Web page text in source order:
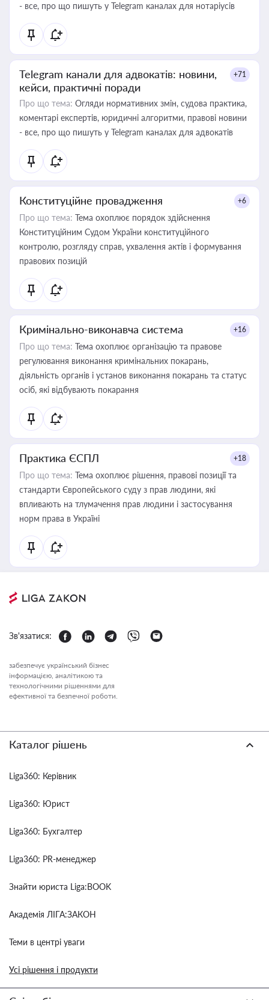
- все, про що пишуть у Telegram каналах для нотаріусів
Telegram канали для адвокатів: новини,
кейси, практичні поради
+71
Про що тема: Огляди нормативних змін, судова практика,
коментарі експертів, юридичні алгоритми, правові новини
- все, про що пишуть у Telegram каналах для адвокатів
Конституційне провадження +6
Про що тема: Тема охоплює порядок здійснення
Конституційним Судом України конституційного
контролю, розгляду справ, ухвалення актів і формування
правових позицій
Кримінально-виконавча система +16
Про що тема: Тема охоплює організацію та правове
регулювання виконання кримінальних покарань,
діяльність органів і установ виконання покарань та статус
осіб, які відбувають покарання
Практика ЄСПЛ +18
Про що тема: Тема охоплює рішення, правові позиції та
стандарти Європейського суду з прав людини, які
впливають на тлумачення прав людини і застосування
норм права в Україні
Зв'язатися:
забезпечує український бізнес
інформацією, аналітикою та
технологічними рішеннями для
ефективної та безпечної роботи.
Каталог рішень
Liga360: Керівник
Liga360: Юрист
Liga360: Бухгалтер
Liga360: PR-менеджер
Знайти юриста Liga:BOOK
Академія ЛІГА:ЗАКОН
Теми в центрі уваги
Усі рішення і продукти